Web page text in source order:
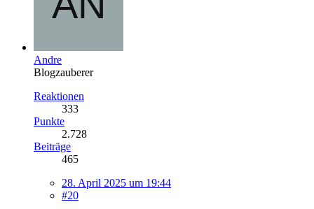
Andre
Blogzauberer
Reaktionen
333
Punkte
2.728
Beiträge
465
28. April 2025 um 19:44
#20